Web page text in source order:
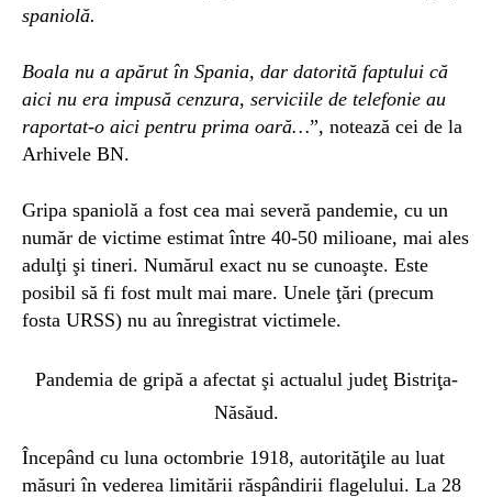
spaniolă.
Boala nu a apărut în Spania, dar datorită faptului că
aici nu era impusă cenzura, serviciile de telefonie au
raportat-o aici pentru prima oară…”, notează cei de la
Arhivele BN.
Gripa spaniolă a fost cea mai severă pandemie, cu un
număr de victime estimat între 40-50 milioane, mai ales
adulţi şi tineri. Numărul exact nu se cunoaşte. Este
posibil să fi fost mult mai mare. Unele ţări (precum
fosta URSS) nu au înregistrat victimele.
Pandemia de gripă a afectat şi actualul judeţ Bistriţa-
Năsăud.
Începând cu luna octombrie 1918, autorităţile au luat
măsuri în vederea limitării răspândirii flagelului. La 28